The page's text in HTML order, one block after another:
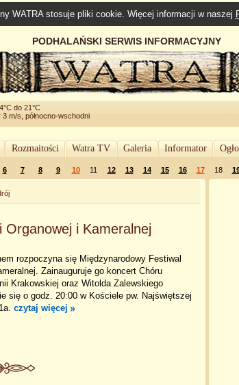
WATRA stosuje pliki cookie. Więcej informacji w naszej
PODHALAŃSKI SERWIS INFORMACYJNY
do 21°C
3 m/s, północno-wschodni
Rozmaitości Watra TV Galeria Informator
6 7 8 9 10 11 12 13 14 15 16 17 18
i Kameralnej
rozpoczyna się Międzynarodowy Festiwal
Zainauguruje go koncert Chóru
Krakowskiej oraz Witolda Zalewskiego
się o godz. 20:00 w Kościele pw. Najświętszej
czytaj więcej